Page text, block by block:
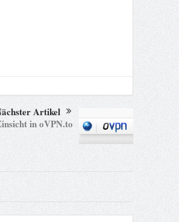
Artikel
in oVPN.to